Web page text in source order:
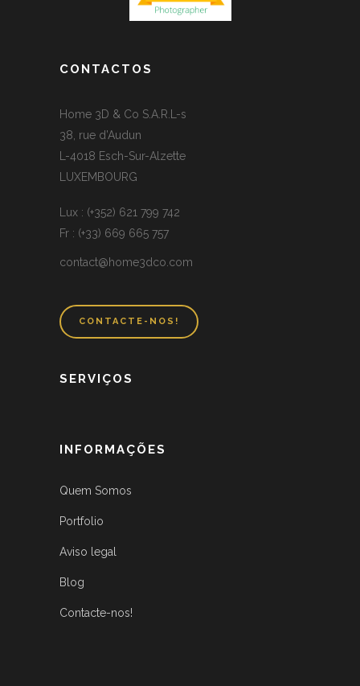
CONTACTOS
Home 3D & Co S.A.R.L-s
38, rue d’Audun
L-4018 Esch-Sur-Alzette
LUXEMBOURG
Lux : (+352) 621 799 742
Fr : (+33) 669 665 757
contact@home3dco.com
CONTACTE-NOS!
SERVIÇOS
INFORMAÇÕES
Quem Somos
Portfolio
Aviso legal
Blog
Contacte-nos!